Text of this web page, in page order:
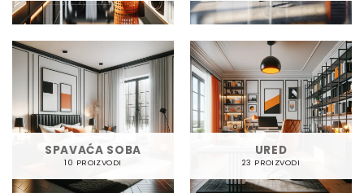
SPAVAĆA SOBA
10 PROIZVODI
URED
23 PROIZVODI